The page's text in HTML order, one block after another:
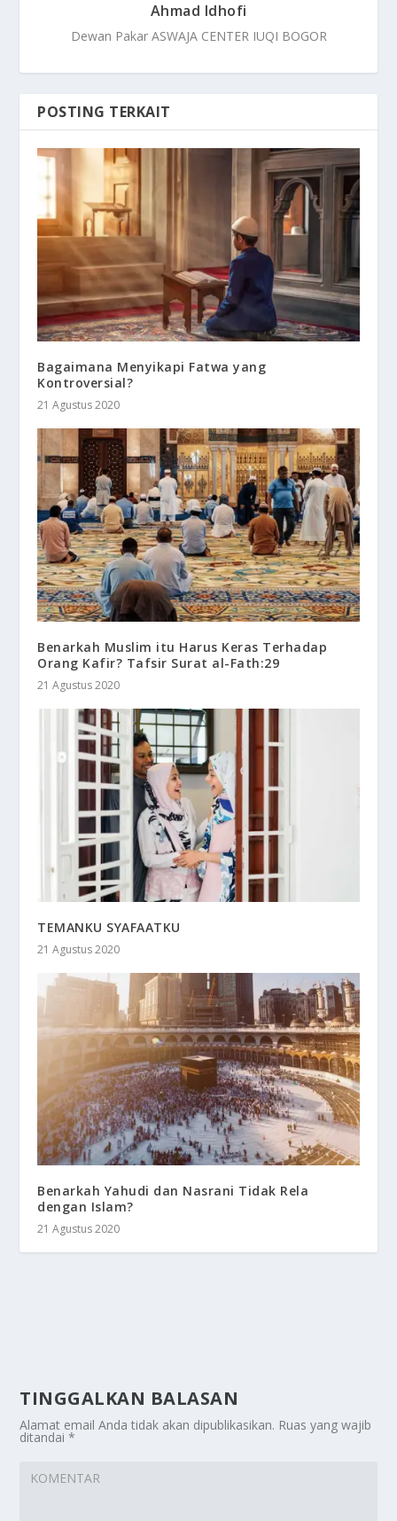
Ahmad Idhofi
Dewan Pakar ASWAJA CENTER IUQI BOGOR
POSTING TERKAIT
Bagaimana Menyikapi Fatwa yang
Kontroversial?
21 Agustus 2020
Benarkah Muslim itu Harus Keras Terhadap
Orang Kafir? Tafsir Surat al-Fath:29
21 Agustus 2020
TEMANKU SYAFAATKU
21 Agustus 2020
Benarkah Yahudi dan Nasrani Tidak Rela
dengan Islam?
21 Agustus 2020
TINGGALKAN BALASAN
Alamat email Anda tidak akan dipublikasikan. Ruas yang wajib
ditandai*